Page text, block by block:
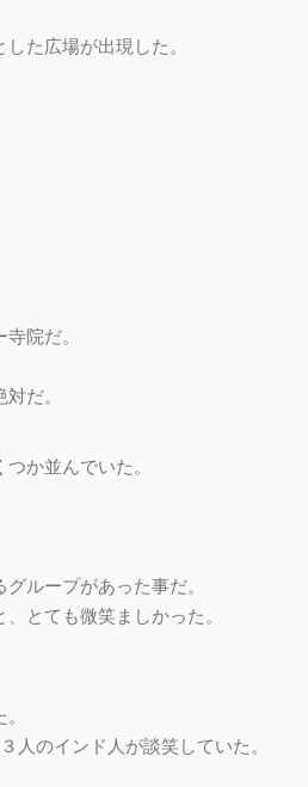
た広場が出現した。
院だ。
だ。
か並んでいた。
ループがあった事だ。
とても微笑ましかった。
人のインド人が談笑していた。